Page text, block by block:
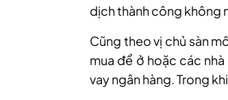
dịch thành công không
Cũng theo vị chủ sàn
mua để ở hoặc các
vay ngân hàng. Trong